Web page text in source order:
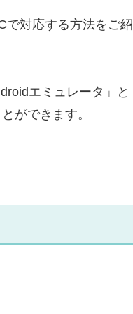
で対応する方法をご紹
エミュレータ」と
ができます。